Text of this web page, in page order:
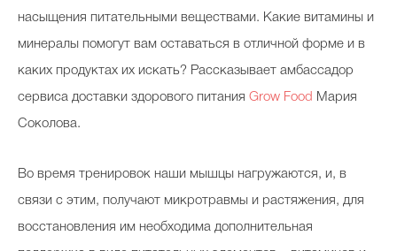
насыщения питательными веществами. Какие витамины и
минералы помогут вам оставаться в отличной форме и в
каких продуктах их искать? Рассказывает амбассадор
сервиса доставки здорового питания Grow Food Мария
Соколова.
Во время тренировок наши мышцы нагружаются, и, в
связи с этим, получают микротравмы и растяжения, для
восстановления им необходима дополнительная